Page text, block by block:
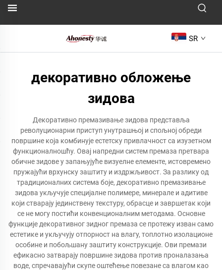
SR
декоративно обложење
зидова
Декоративно премазивање зидова представља
револуционарни приступ унутрашњој и спољној обреди
површине која комбинује естетску привлачност са изузетном
функционалношћу. Овај напредни систем премаза претвара
обичне зидове у запањујуће визуелне елементе, истовремено
пружајући врхунску заштиту и издржљивост. За разлику од
традиционалних система боје, декоративно премазивање
зидова укључује специјалне полимере, минерале и адитиве
који стварају јединствену текстуру, обрасце и завршетак који
се не могу постићи конвенционалним методама. Основне
функције декоративног зидног премаза се протежу изван само
естетике и укључују отпорност на влагу, топлотно изолационе
особине и побољшану заштиту конструкције. Ови премази
ефикасно затварају површине зидова против проналазања
воде, спречавајући скупе оштећење повезане са влагом као